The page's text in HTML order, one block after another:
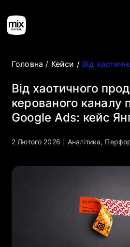
Головна
Послуги
Кейси
Блог
Компанія
Головна / Кейси / Від хаотичного продажу до
Від хаотичного
керованого каналу
Google Ads: кейс
2 Лютого 2026 Аналітика,